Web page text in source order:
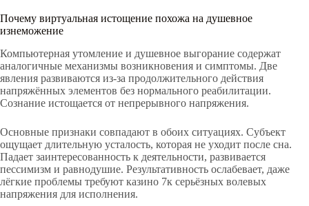
Почему виртуальная истощение похожа на душевное
изнеможение
Компьютерная утомление и душевное выгорание содержат
аналогичные механизмы возникновения и симптомы. Две
явления развиваются из-за продолжительного действия
напряжённых элементов без нормального реабилитации.
Сознание истощается от непрерывного напряжения.
Основные признаки совпадают в обоих ситуациях. Субъект
ощущает длительную усталость, которая не уходит после сна.
Падает заинтересованность к деятельности, развивается
пессимизм и равнодушие. Результативность ослабевает, даже
лёгкие проблемы требуют казино 7к серьёзных волевых
напряжения для исполнения.